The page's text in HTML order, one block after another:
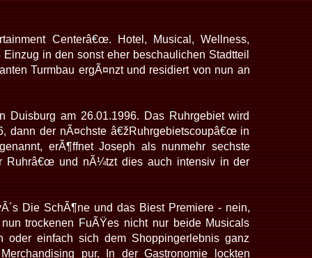
Centerâ€œ. Hotel, Musical, Wellness,
in den sonst eher beschaulichen Stadtteil
Turmbau ergÃ¤nzt und residiert von nun an
Duisburg am 26.01.1996. Das Ruhrgebiet wird
dann der nÃ¤chste â€žRuhrgebietscoupâ€œ in
erÃ¶ffnet Joseph als nunmehr sechste
Ruhrâ€œ und nÃ¼tzt dies auch intensiv in der
Die SchÃ¶ne und das Biest Premiere - nein,
trockenen FuÃŸes nicht nur beide Musicals
oder einfach sich dem Shoppingerlebnis ganz
pur. In der Gastronomie lockten